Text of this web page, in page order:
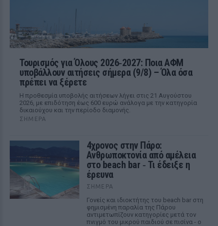
Τουρισμός για Όλους 2026‑2027: Ποια ΑΦΜ
υποβάλλουν αιτήσεις σήμερα (9/8) – Όλα όσα
πρέπει να ξέρετε
Η προθεσμία υποβολής αιτήσεων λήγει στις 21 Αυγούστου
2026, με επιδότηση έως 600 ευρώ ανάλογα με την κατηγορία
δικαιούχου και την περίοδο διαμονής.
ΣΉΜΕΡΑ
4χρονος στην Πάρο:
Ανθρωποκτονία από αμέλεια
στο beach bar ‑ Τι έδειξε η
έρευνα
ΣΉΜΕΡΑ
Γονείς και ιδιοκτήτης του beach bar στη
φημισμένη παραλία της Πάρου
αντιμετωπίζουν κατηγορίες μετά τον
πνιγμό του μικρού παιδιού σε πισίνα - ο